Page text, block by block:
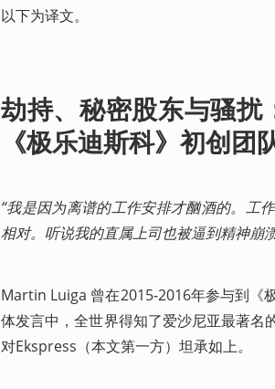
以下为译文。
劫持、秘密股东与骚
《极乐迪斯科》初创团
“我是因为离谱的工作安排才酗酒的。工
相对。听说我的直属上司也被逼到精神崩
Martin Luiga 曾在2015-2016年参与到《
体发言中，全世界得知了爱沙尼亚最著名
对Ekspress（本文第一方）坦承如上。